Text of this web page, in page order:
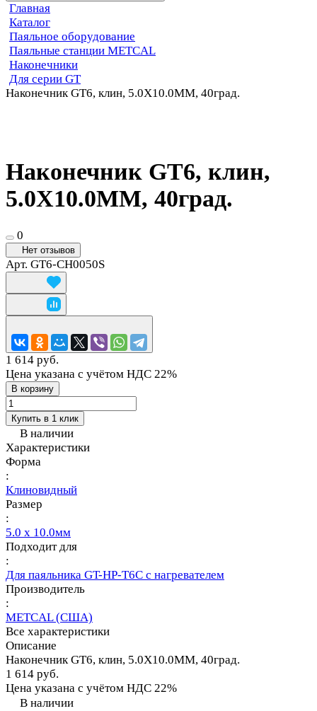
Главная
Каталог
Паяльное оборудование
Паяльные станции METCAL
Наконечники
Для серии GT
Наконечник GT6, клин, 5.0X10.0MM, 40град.
Наконечник GT6, клин,
5.0X10.0MM, 40град.
0
Нет отзывов
Арт. GT6-CH0050S
1 614 руб.
Цена указана с учётом НДС 22%
В корзину
Купить в 1 клик
В наличии
Характеристики
Форма
:
Клиновидный
Размер
:
5.0 x 10.0мм
Подходит для
:
Для паяльника GT-HP-T6С с нагревателем
Производитель
:
METCAL (США)
Все характеристики
Описание
Наконечник GT6, клин, 5.0X10.0MM, 40град.
1 614 руб.
Цена указана с учётом НДС 22%
В наличии